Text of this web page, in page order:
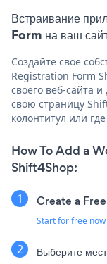
Встраивание
Form на ваш
Создайте свое
Registration Form
своего веб-сайта
свою страницу
колонтитул или
How To Add a
Shift4Shop:
Create a
Start for free now
Выберите